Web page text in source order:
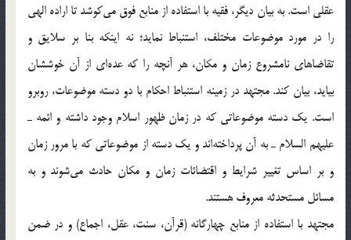
عقلي است. به بيان ديگر، فقيه با استفاده از منابع فوق مي‌کوشد تا اراده الهي
را در مورد موضوعات مختلف، استنباط نمايد؛ نه اينکه بنا بر سلايق و
تقاضاهاي نامشروع زمان و مکان، هر آنچه را که عده‌اي از آن خوششان
بيايد، بيان کند. مجتهد در زمينه استنباط احکام با دو دسته موضوعات، روبرو
است. يک دسته موضوعاتي که در زمان ظهور اسلام وجود داشته و ائمه ـ
عليهم السلام ـ به آن پرداخته‌اند و يک دسته از موضوعاتي که با مرور زمان
و بر اساس تغيير شرايط و اقتضائات زمان و مکان حادث مي‌شوند و به
مسائل مستحدثه معروف هستند.
مجتهد با استفاده از منابع چهارگانه (قرآن، سنت، عقل، اجماع) و در ضمن